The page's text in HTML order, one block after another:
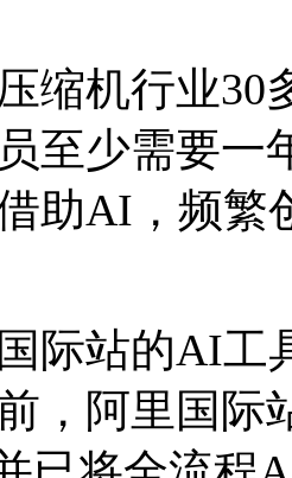
缩机行业30
至少需要一
助AI，频繁
际站的AI工
，阿里国际